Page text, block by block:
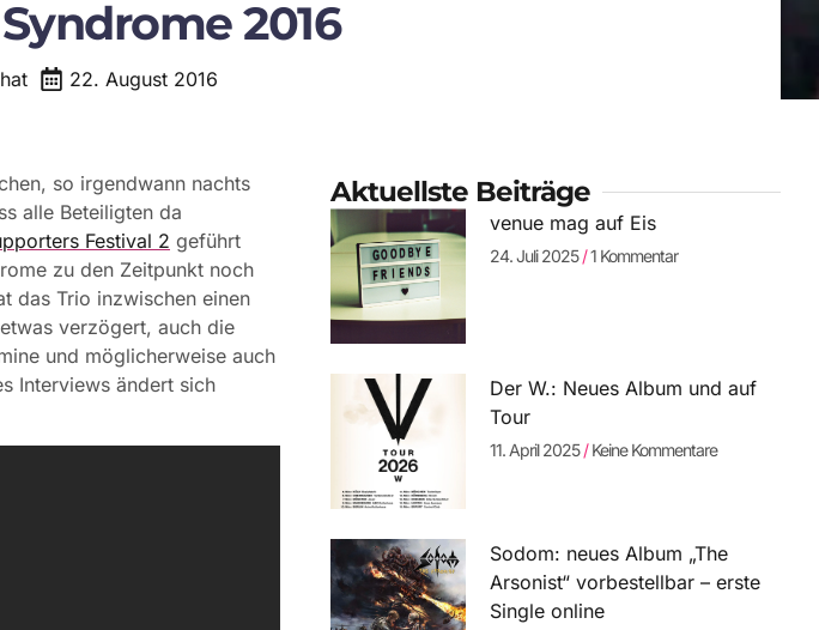
2016
22. August 2016
so irgendwann nachts
alle Beteiligten da
Festival 2 geführt
zu den Zeitpunkt noch
das Trio inzwischen einen
verzögert, auch die
und möglicherweise auch
Interviews ändert sich
Aktuellste Beiträge
venue mag auf Eis
24. Juli 2025 1 Kommentar
Der W.: Neues Album und auf
Tour
11. April 2025 Keine Kommentare
Sodom: neues Album „The
Arsonist“ vorbestellbar – erste
Single online